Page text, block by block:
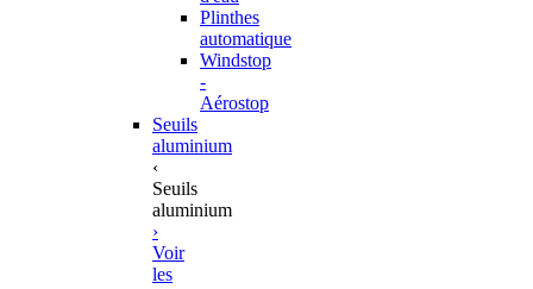
Plinthes
automatique
Windstop
-
Aérostop
Seuils
aluminium
‹
Seuils
aluminium
›
Voir
les